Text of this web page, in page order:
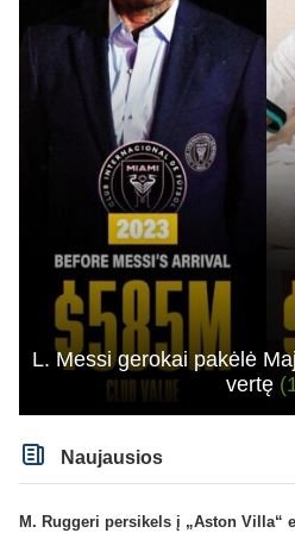
L. Messi gerokai pakėlė
vertę
Naujausios
M. Ruggeri persikels į „Aston Villa“